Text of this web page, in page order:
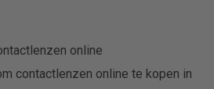
online
contactlenzen online te kopen in